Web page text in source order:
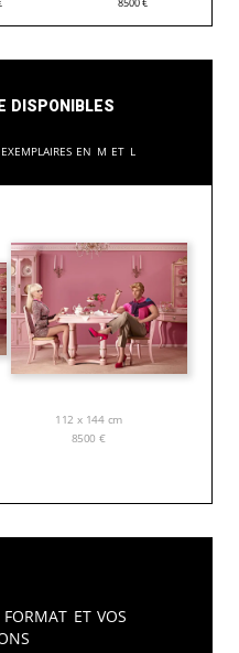
8500€
disponibles
en M et L
112 x 144 cm
8500 €
format et vos